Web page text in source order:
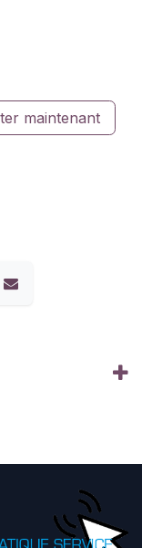
maintenant